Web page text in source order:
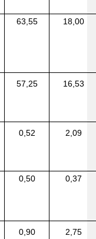
63,55 18,00
57,25 16,53
0,52 2,09
0,50 0,37
0,90 2,75